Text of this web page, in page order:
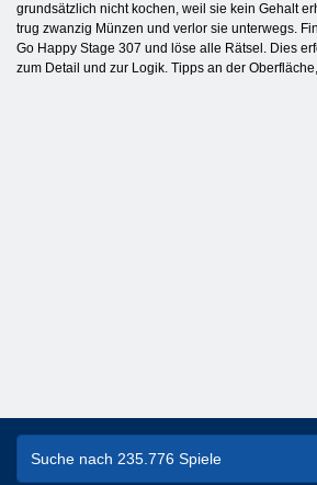
grundsätzlich nicht kochen, weil sie kein Gehalt
trug zwanzig Münzen und verlor sie unterwegs.
Go Happy Stage 307 und löse alle Rätsel. Dies
zum Detail und zur Logik. Tipps an der